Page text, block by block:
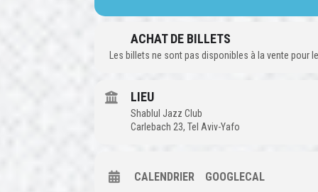
ACHAT DE BILLETS
Les billets ne sont pas disponibles à la vente pour
LIEU
Shablul Jazz Club
Carlebach 23, Tel Aviv-Yafo
CALENDRIER GOOGLECAL